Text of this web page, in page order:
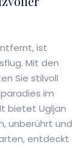
ist
Mit den
Sie stilvoll
im
bietet Ugljan
unberührt und
entdeckt